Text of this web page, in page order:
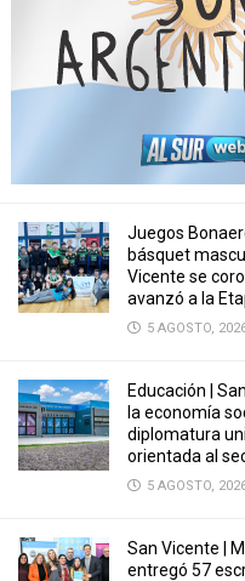
Juegos
básquet
Vicente se
avanzó a la
5 AGOSTO,
Educación |
la economía
diplomatura
orientada al
5 AGOSTO,
San Vicente |
entregó 57